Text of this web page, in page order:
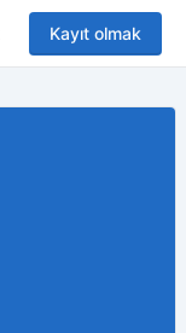
Kayıt olmak